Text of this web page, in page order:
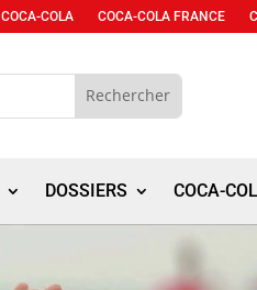
COCA-COLA COCA-COLA FRANCE
DOSSIERS COCA-